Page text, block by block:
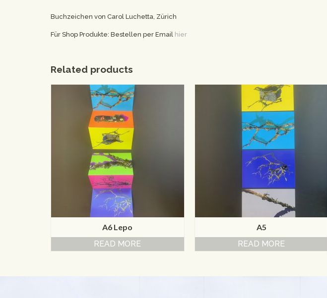
Buchzeichen von Carol Luchetta, Zürich
Für Shop Produkte: Bestellen per Email hier
Related products
A6 Lepo
READ MORE
A5
READ MORE